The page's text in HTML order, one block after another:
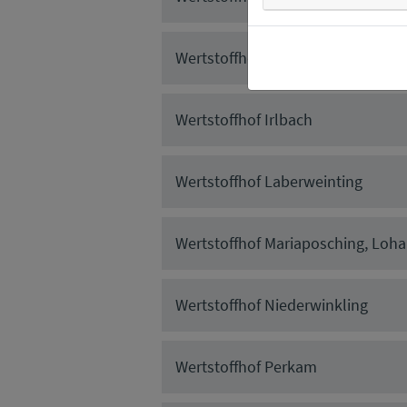
Wertstoffhof Haibach
Wertstoffhof Irlbach
Wertstoffhof Laberweinting
Wertstoffhof Mariaposching,
Wertstoffhof Niederwinkling
Wertstoffhof Perkam